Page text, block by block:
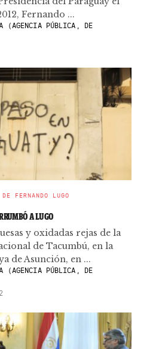
Fernando ...
(AGENCIA PÚBLICA, DE
FERNANDO LUGO
A LUGO
y oxidadas rejas de la
de Tacumbú, en la
de Asunción, en ...
(AGENCIA PÚBLICA, DE